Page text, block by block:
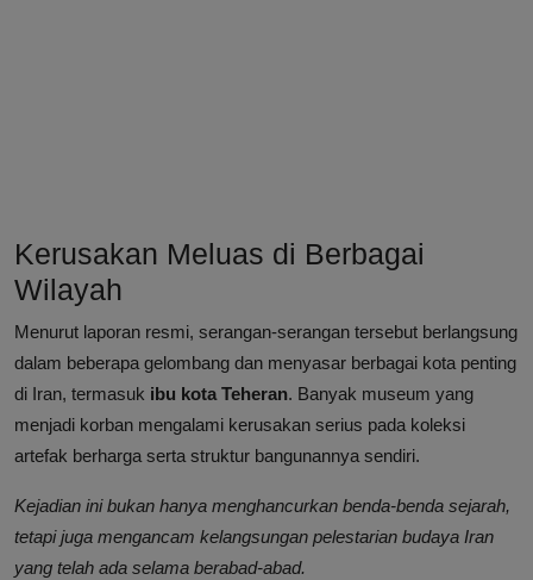
Kerusakan Meluas di Berbagai
Wilayah
Menurut laporan resmi, serangan-serangan tersebut berlangsung
dalam beberapa gelombang dan menyasar berbagai kota penting
di Iran, termasuk ibu kota Teheran. Banyak museum yang
menjadi korban mengalami kerusakan serius pada koleksi
artefak berharga serta struktur bangunannya sendiri.
Kejadian ini bukan hanya menghancurkan benda-benda sejarah,
tetapi juga mengancam kelangsungan pelestarian budaya Iran
yang telah ada selama berabad-abad.